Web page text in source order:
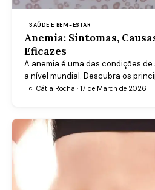
SAÚDE E BEM-ESTAR
Anemia: Sintomas,
Eficazes
A anemia é uma das condições
a nível mundial. Descubra os
alerta, formas de diagnóstico e
C Cátia Rocha · 17 de March de 2026